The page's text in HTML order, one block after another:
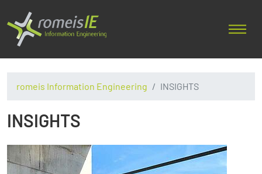
romeis Information Engineering INSIGHTS
INSIGHTS